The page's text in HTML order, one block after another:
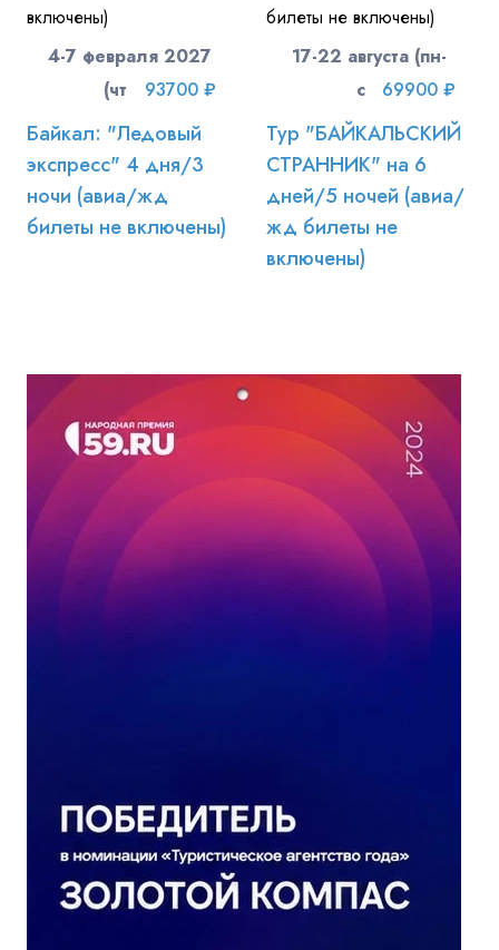
4-7 февраля 2027
(чт-вс)93700 ₽
Байкал: "Ледовый
экспресс" 4 дня/3
ночи (авиа/жд
билеты не включены)
17-22 августа (пн-
сб) 69900 ₽
Тур "БАЙКАЛЬСКИЙ
СТРАННИК" на 6
дней/5 ночей (авиа/
жд билеты не
включены)